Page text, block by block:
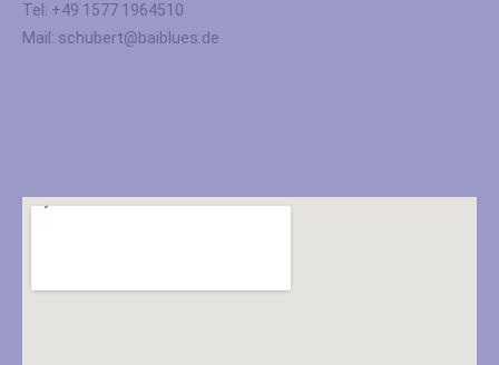
Tel: +49 1577 1964510
Mail: schubert@baiblues.de